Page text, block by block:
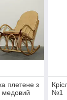
плетене з
медовий
№1